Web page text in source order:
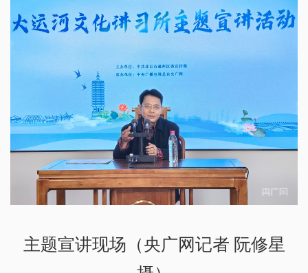
主题宣讲现场（央广网记者 阮修星